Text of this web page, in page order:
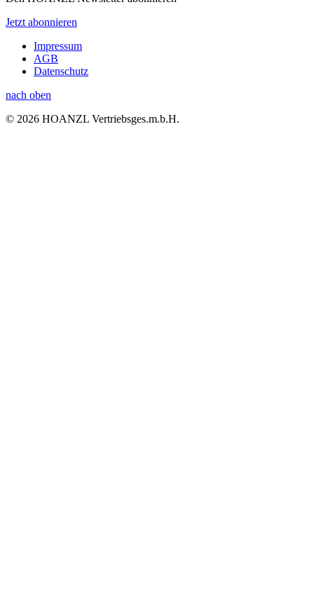
Jetzt abonnieren
Impressum
AGB
Datenschutz
nach oben
© 2026 HOANZL Vertriebsges.m.b.H.